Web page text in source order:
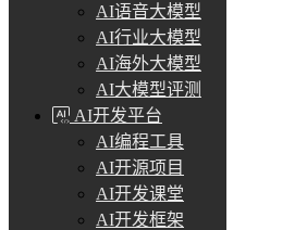
AI语音大模型
AI行业大模型
AI海外大模型
AI大模型评测
AI开发平台
AI编程工具
AI开源项目
AI开发课堂
AI开发框架